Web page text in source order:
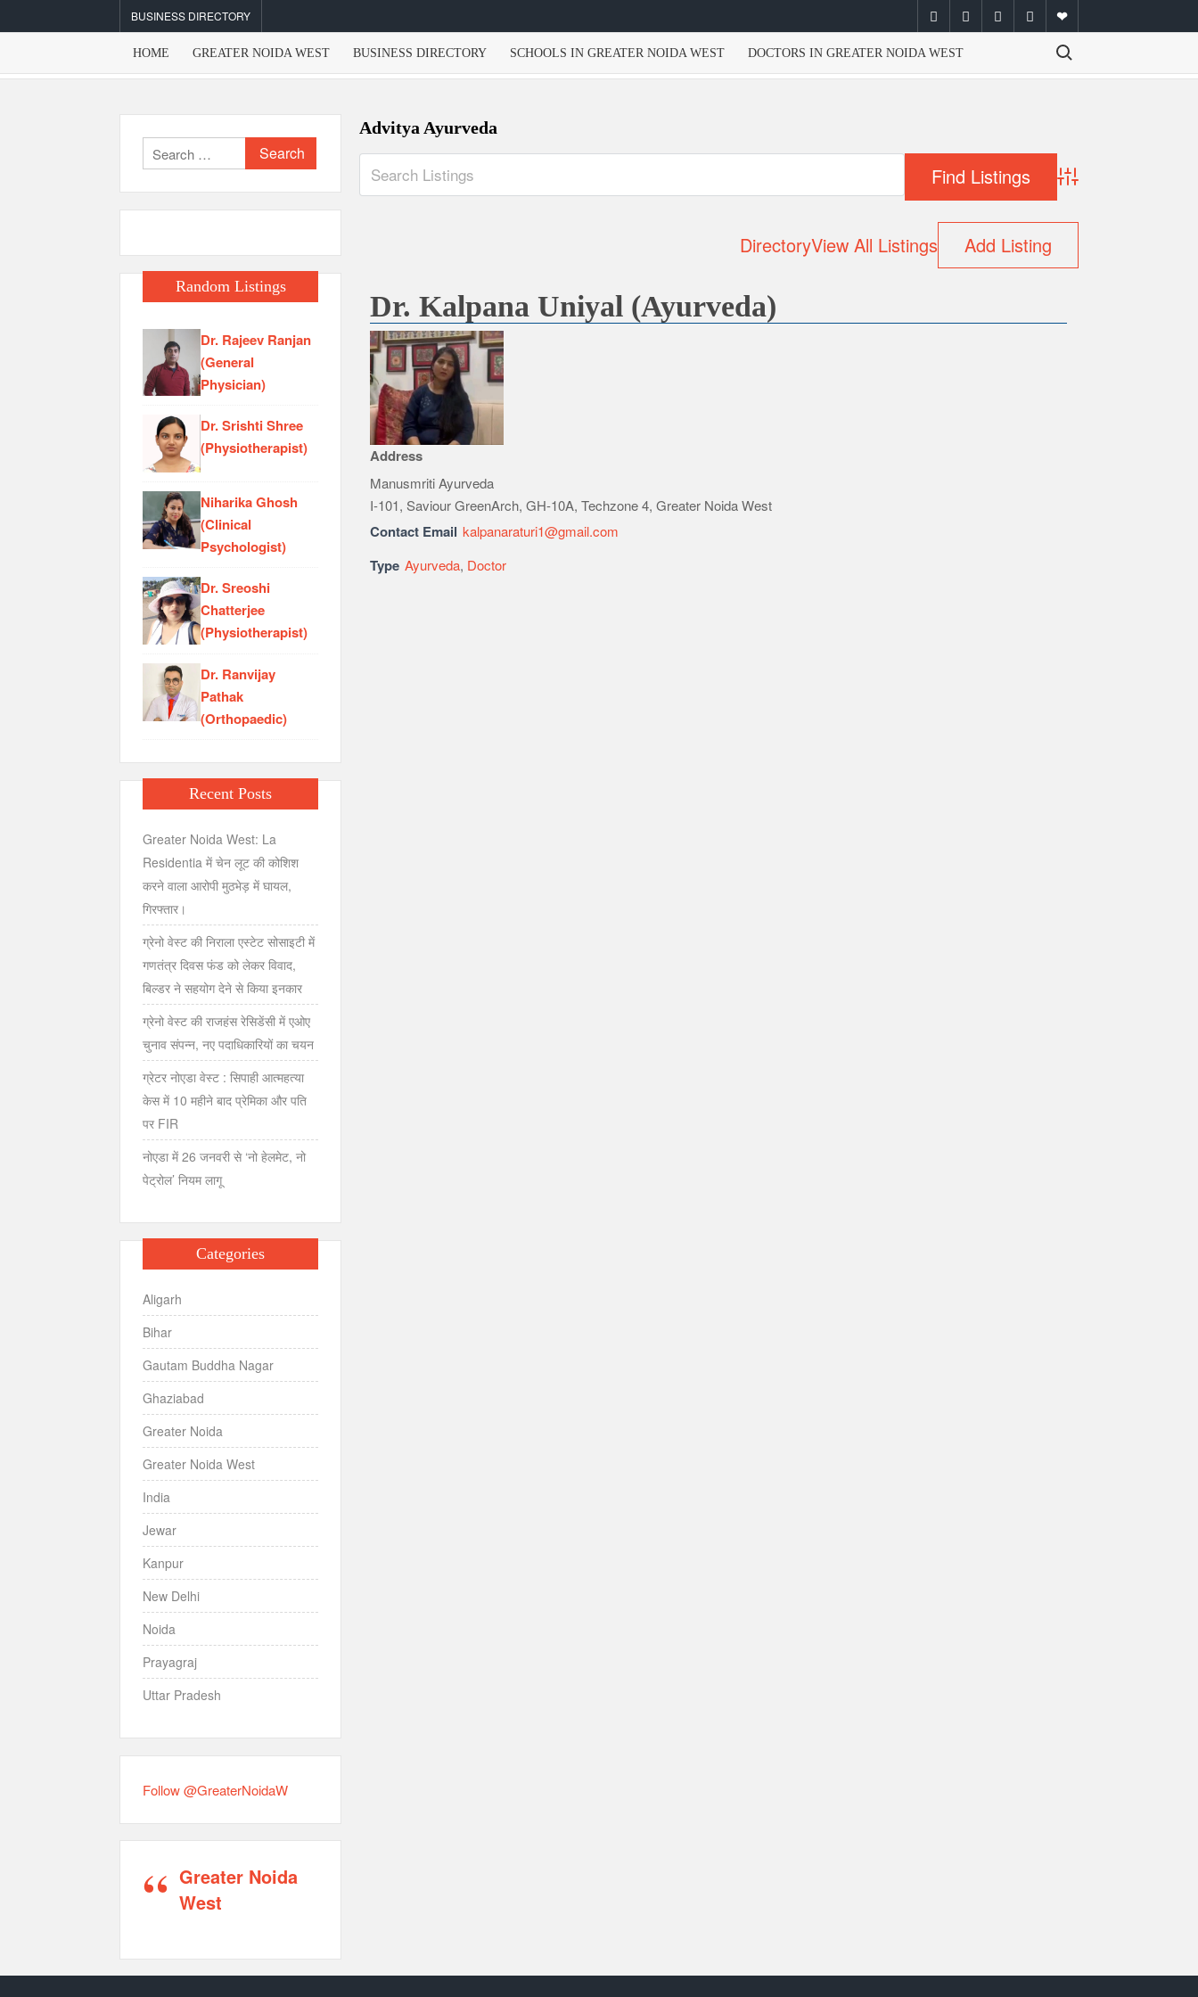
to
BUSINESS DIRECTORY facebooktwitterinstagram
youtubeemail
HOME GREATER NOIDA WEST BUSINESS DIRECTORY SCHOOLS IN GREATER NOIDA WEST DOCTORS IN GREATER NOIDA WEST Search for:
Advitya Ayurveda
Advanced Search
DirectoryView All Listings Add Listing
Dr. Kalpana Uniyal (Ayurveda)
Address
Manusmriti Ayurveda
I-101, Saviour GreenArch, GH-10A, Techzone 4, Greater Noida West
Contact Email kalpanaraturi1@gmail.com
Type Ayurveda, Doctor
Search
for:
Random Listings
Dr. Rajeev Ranjan
(General
Physician)
Dr. Srishti Shree
(Physiotherapist)
Niharika Ghosh
(Clinical
Psychologist)
Dr. Sreoshi
Chatterjee
(Physiotherapist)
Dr. Ranvijay
Pathak
(Orthopaedic)
Recent Posts
Greater Noida West: La
Residentia में चेन लूट की कोशिश
करने वाला आरोपी मुठभेड़ में घायल,
गिरफ्तार।
ग्रेनो वेस्ट की निराला एस्टेट सोसाइटी में
गणतंत्र दिवस फंड को लेकर विवाद,
बिल्डर ने सहयोग देने से किया इनकार
ग्रेनो वेस्ट की राजहंस रेसिडेंसी में एओए
चुनाव संपन्न, नए पदाधिकारियों का चयन
ग्रेटर नोएडा वेस्ट : सिपाही आत्महत्या
केस में 10 महीने बाद प्रेमिका और पति
पर FIR
नोएडा में 26 जनवरी से ‘नो हेलमेट, नो
पेट्रोल’ नियम लागू
Categories
Aligarh
Bihar
Gautam Buddha Nagar
Ghaziabad
Greater Noida
Greater Noida West
India
Jewar
Kanpur
New Delhi
Noida
Prayagraj
Uttar Pradesh
Follow @GreaterNoidaW
Greater Noida
West